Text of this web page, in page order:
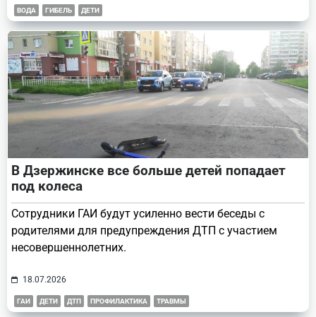
ВОДА ГИБЕЛЬ ДЕТИ
В Дзержинске все больше детей попадает
под колеса
Сотрудники ГАИ будут усиленно вести беседы с
родителями для предупреждения ДТП с участием
несовершеннолетних.
18.07.2026
ГАИ ДЕТИ ДТП ПРОФИЛАКТИКА ТРАВМЫ